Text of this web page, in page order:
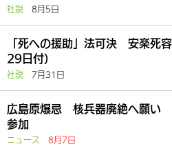
社説 8月5日
「死への援助」法可決 安楽死
29日付）
社説 7月31日
広島原爆忌 核兵器廃絶へ願い
参加
ニュース 8月7日